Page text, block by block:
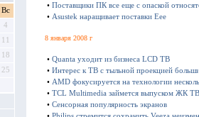
Вс
4
11
18
25
• Поставщики ПК все еще с опаской
• Asustek наращивает поставки Eee
8 января 2008 г
• Quanta уходит из бизнеса LCD ТВ
• Интерес к ТВ с тыльной проекцией
• AMD фокусируется на технологии
• TCL Multimedia займется выпуском ЖК
• Сенсорная популярность экранов